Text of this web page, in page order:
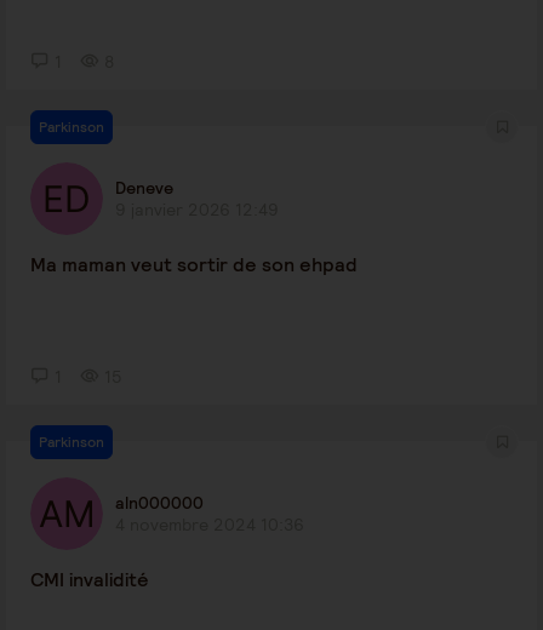
Parkinson
Deneve
Ma maman veut sortir de son ehpad
Parkinson
aln000000
CMI invalidité